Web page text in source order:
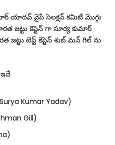
యాదవ్ వైపే సెలక్షన్ కమిటీ మొగ్గు
కెప్టెన్ గా సూర్య కుమార్
జట్టు టెస్ట్ కెప్టెన్ శుబ్ మన్ గిల్ ను
Kumar Yadav)
Gill)